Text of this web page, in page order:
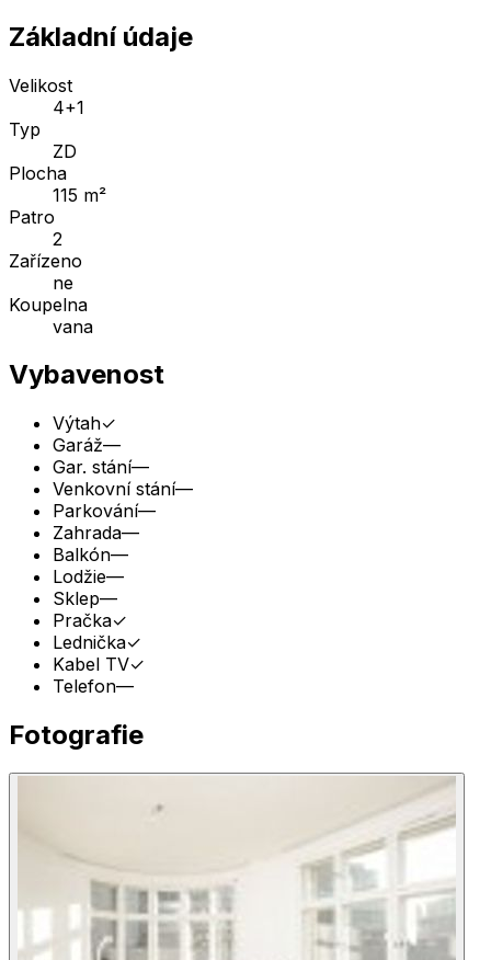
Základní údaje
Velikost
4+1
Typ
ZD
Plocha
115 m²
Patro
2
Zařízeno
ne
Koupelna
vana
Vybavenost
Výtah✓
Garáž—
Gar. stání—
Venkovní stání—
Parkování—
Zahrada—
Balkón—
Lodžie—
Sklep—
Pračka✓
Lednička✓
Kabel TV✓
Telefon—
Fotografie